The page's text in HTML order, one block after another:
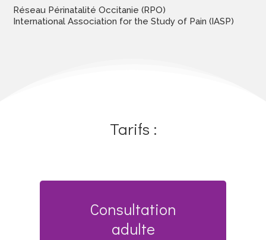
Réseau Périnatalité Occitanie (RPO)
International Association for the Study of Pain (IASP)
Tarifs :
Consultation
adulte